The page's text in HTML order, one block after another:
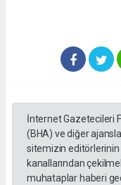
İnternet Gazetecileri
(BHA) ve diğer
sitemizin
kanallarından
muhataplar haberi